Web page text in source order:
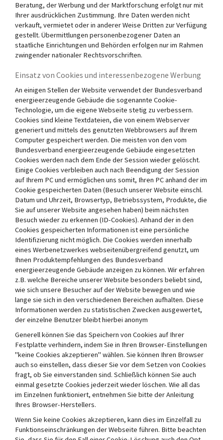
Beratung, der Werbung und der Marktforschung erfolgt nur mit
Ihrer ausdrücklichen Zustimmung. Ihre Daten werden nicht
verkauft, vermietet oder in anderer Weise Dritten zur Verfügung
gestellt. Übermittlungen personenbezogener Daten an
staatliche Einrichtungen und Behörden erfolgen nur im Rahmen
zwingender nationaler Rechtsvorschriften.
Einsatz von Cookies und interessenbezogene Werbung
An einigen Stellen der Website verwendet der Bundesverband
energieerzeugende Gebäude die sogenannte Cookie-
Technologie, um die eigene Webseite stetig zu verbessern.
Cookies sind kleine Textdateien, die von einem Webserver
generiert und mittels des genutzten Webbrowsers auf Ihrem
Computer gespeichert werden. Die meisten von den vom
Bundesverband energieerzeugende Gebäude eingesetzten
Cookies werden nach dem Ende der Session wieder gelöscht.
Einige Cookies verbleiben auch nach Beendigung der Session
auf Ihrem PC und ermöglichen uns somit, Ihren PC anhand der im
Cookie gespeicherten Daten (Besuch unserer Website einschl.
Datum und Uhrzeit, Browsertyp, Betriebssystem, Produkte, die
Sie auf unserer Website angesehen haben) beim nächsten
Besuch wieder zu erkennen (ID-Cookies). Anhand der in den
Cookies gespeicherten Informationen ist eine persönliche
Identifizierung nicht möglich. Die Cookies werden innerhalb
eines Werbenetzwerkes webseitenübergreifend genutzt, um
Ihnen Produktempfehlungen des Bundesverband
energieerzeugende Gebäude anzeigen zu können. Wir erfahren
z.B. welche Bereiche unserer Website besonders beliebt sind,
wie sich unsere Besucher auf der Website bewegen und wie
lange sie sich in den verschiedenen Bereichen aufhalten. Diese
Informationen werden zu statistischen Zwecken ausgewertet,
der einzelne Benutzer bleibt hierbei anonym
Generell können Sie das Speichern von Cookies auf Ihrer
Festplatte verhindern, indem Sie in Ihren Browser-Einstellungen
"keine Cookies akzeptieren" wählen. Sie können Ihren Browser
auch so einstellen, dass dieser Sie vor dem Setzen von Cookies
fragt, ob Sie einverstanden sind. Schließlich können Sie auch
einmal gesetzte Cookies jederzeit wieder löschen. Wie all das
im Einzelnen funktioniert, entnehmen Sie bitte der Anleitung
Ihres Browser-Herstellers.
Wenn Sie keine Cookies akzeptieren, kann dies im Einzelfall zu
Funktionseinschränkungen der Webseite führen. Bitte beachten